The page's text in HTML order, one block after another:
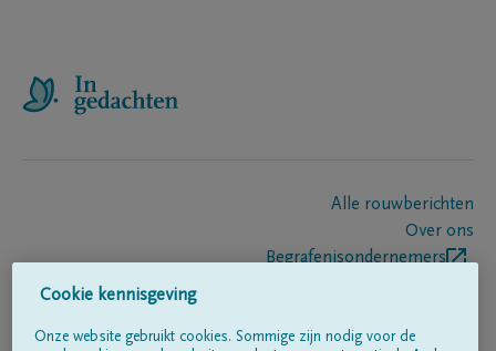
Alle rouwberichten
Over ons
Begrafenisondernemers
Cookie kennisgeving
Onze website gebruikt cookies. Sommige zijn nodig voor de